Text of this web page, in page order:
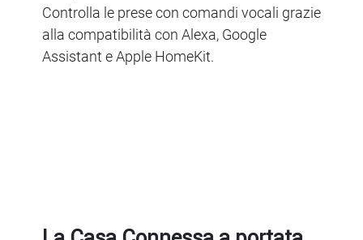
Controlla le prese con comandi vocali grazie
alla compatibilità con Alexa, Google
Assistant e Apple HomeKit.